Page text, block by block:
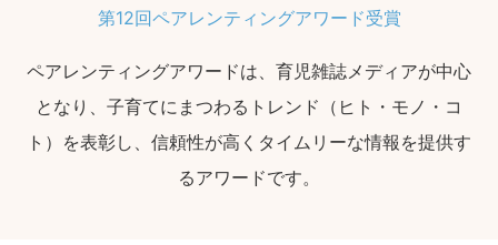
第12回ペアレンティングアワード受賞
ペアレンティングアワードは、育児雑誌メディアが中心
となり、子育てにまつわるトレンド（ヒト・モノ・コ
ト）を表彰し、信頼性が高くタイムリーな情報を提供す
るアワードです。